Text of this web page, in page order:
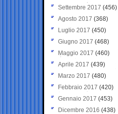
Settembre 2017 (456)
Agosto 2017 (368)
Luglio 2017 (450)
Giugno 2017 (468)
Maggio 2017 (460)
Aprile 2017 (439)
Marzo 2017 (480)
Febbraio 2017 (420)
Gennaio 2017 (453)
Dicembre 2016 (438)